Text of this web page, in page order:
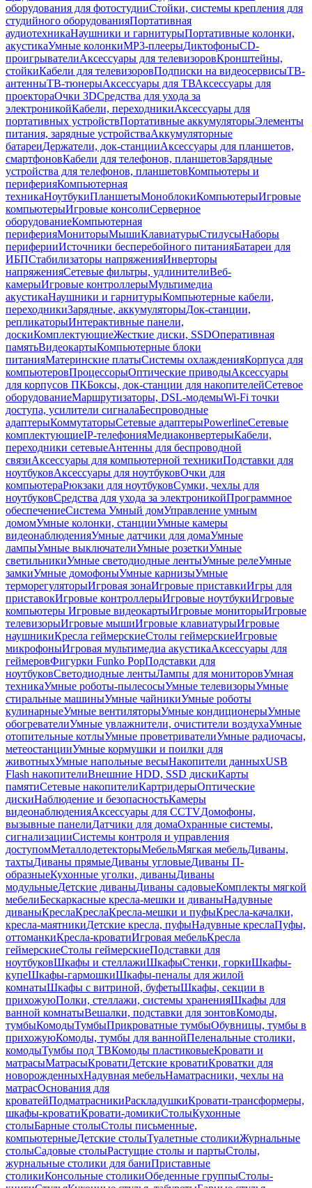
оборудования для фотостудииСтойки, системы крепления для
студийного оборудованияПортативная
аудиотехникаНаушники и гарнитурыПортативные колонки,
акустикаУмные колонкиMP3-плеерыДиктофоныCD-
проигрывателиАксессуары для телевизоровКронштейны,
стойкиКабели для телевизоровПодписки на видеосервисыТВ-
антенныТВ-тюнерыАксессуары для ТВАксессуары для
проектораОчки 3DСредства для ухода за
электроникойКабели, переходникиАксессуары для
портативных устройствПортативные аккумуляторыЭлементы
питания, зарядные устройстваАккумуляторные
батареиДержатели, док-станцииАксессуары для планшетов,
смартфоновКабели для телефонов, планшетовЗарядные
устройства для телефонов, планшетовКомпьютеры и
периферияКомпьютерная
техникаНоутбукиПланшетыМоноблокиКомпьютерыИгровые
компьютерыИгровые консолиСерверное
оборудованиеКомпьютерная
периферияМониторыМышиКлавиатурыСтилусыНаборы
периферииИсточники бесперебойного питанияБатареи для
ИБПСтабилизаторы напряженияИнверторы
напряженияСетевые фильтры, удлинителиВеб-
камерыИгровые контроллерыМультимедиа
акустикаНаушники и гарнитурыКомпьютерные кабели,
переходникиЗарядные, аккумуляторыДок-станции,
репликаторыИнтерактивные панели,
доскиКомплектующиеЖесткие диски, SSDОперативная
памятьВидеокартыКомпьютерные блоки
питанияМатеринские платыСистемы охлажденияКорпуса для
компьютеровПроцессорыОптические приводыАксессуары
для корпусов ПКБоксы, док-станции для накопителейСетевое
оборудованиеМаршрутизаторы, DSL-модемыWi-Fi точки
доступа, усилители сигналаБеспроводные
адаптерыКоммутаторыСетевые адаптерыPowerlineСетевые
комплектующиеIP-телефонияМедиаконвертерыКабели,
переходники сетевыеАнтенны для беспроводной
связиАксессуары для компьютерной техникиПодставки для
ноутбуковАксессуары для ноутбуковОчки для
компьютераРюкзаки для ноутбуковСумки, чехлы для
ноутбуковСредства для ухода за электроникойПрограммное
обеспечениеСистема Умный домУправление умным
домомУмные колонки, станцииУмные камеры
видеонаблюденияУмные датчики для домаУмные
лампыУмные выключателиУмные розеткиУмные
светильникиУмные светодиодные лентыУмные релеУмные
замкиУмные домофоныУмные карнизыУмные
терморегуляторыИгровая зонаИгровые приставкиИгры для
приставокИгровые контроллерыИгровые ноутбукиИгровые
компьютеры Игровые видеокартыИгровые мониторыИгровые
телевизорыИгровые мышиИгровые клавиатурыИгровые
наушникиКресла геймерскиеСтолы геймерскиеИгровые
микрофоныИгровая мультимедиа акустикаАксессуары для
геймеровФигурки Funko PopПодставки для
ноутбуковСветодиодные лентыЛампы для мониторовУмная
техникаУмные роботы-пылесосыУмные телевизорыУмные
стиральные машиныУмные чайникиУмные роботы
кулинарныеУмные вентиляторыУмные кондиционерыУмные
обогревателиУмные увлажнители, очистители воздухаУмные
отопительные котлыУмные проветривателиУмные радиочасы,
метеостанцииУмные кормушки и поилки для
животныхУмные напольные весыНакопители данныхUSB
Flash накопителиВнешние HDD, SSD дискиКарты
памятиСетевые накопителиКартридерыОптические
дискиНаблюдение и безопасностьКамеры
видеонаблюденияАксессуары для CCTVДомофоны,
вызывные панелиДатчики для домаОхранные системы,
сигнализацииСистемы контроля и управления
доступомМеталлодетекторыМебельМягкая мебельДиваны,
тахтыДиваны прямыеДиваны угловыеДиваны П-
образныеКухонные уголки, диваныДиваны
модульныеДетские диваныДиваны садовыеКомплекты мягкой
мебелиБескаркасные кресла-мешки и диваныНадувные
диваныКреслаКреслаКресла-мешки и пуфыКресла-качалки,
кресла-маятникиДетские кресла, пуфыНадувные креслаПуфы,
оттоманкиКресла-кроватиИгровая мебельКресла
геймерскиеСтолы геймерскиеПодставки для
ноутбуковШкафы и стеллажиШкафыСтенки, горкиШкафы-
купеШкафы-гармошкиШкафы-пеналы для жилой
комнатыШкафы с витриной, буфетыШкафы, секции в
прихожуюПолки, стеллажи, системы храненияШкафы для
ванной комнатыВешалки, подставки для зонтовКомоды,
тумбыКомодыТумбыПрикроватные тумбыОбувницы, тумбы в
прихожуюКомоды, тумбы для ваннойПеленальные столики,
комодыТумбы под ТВКомоды пластиковыеКровати и
матрасыМатрасыКроватиДетские кроватиКроватки для
новорожденныхНадувная мебельНаматрасники, чехлы на
матрасОснования для
кроватейПодматрасникиРаскладушкиКровати-трансформеры,
шкафы-кроватиКровати-домикиСтолыКухонные
столыБарные столыСтолы письменные,
компьютерныеДетские столыТуалетные столикиЖурнальные
столыСадовые столыРастущие столы и партыСтолы,
журнальные столики для баниПриставные
столикиКонсольные столикиОбеденные группыСтолы-